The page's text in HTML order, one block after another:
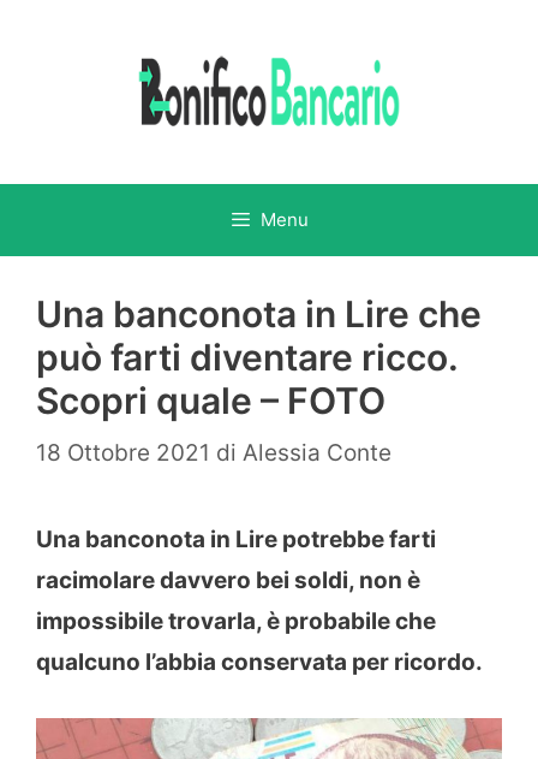
Menu
Una banconota in Lire che
può farti diventare ricco.
Scopri quale – FOTO
18 Ottobre 2021 di Alessia Conte
Una banconota in Lire potrebbe farti
racimolare davvero bei soldi, non è
impossibile trovarla, è probabile che
qualcuno l’abbia conservata per ricordo.